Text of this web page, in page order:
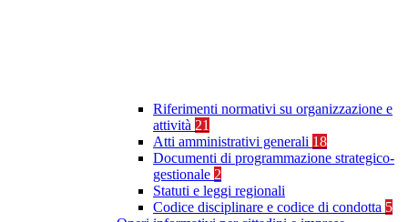
Riferimenti normativi su organizzazione e
attività 21
Atti amministrativi generali 18
Documenti di programmazione strategico-
gestionale 2
Statuti e leggi regionali
Codice disciplinare e codice di condotta 5